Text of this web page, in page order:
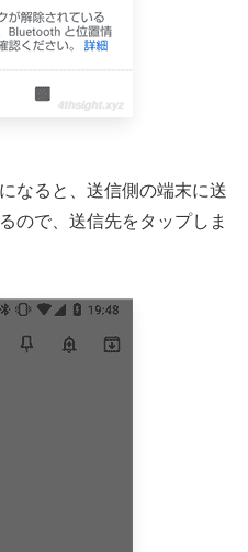
なると、送信側の端末に送
ので、送信先をタップしま